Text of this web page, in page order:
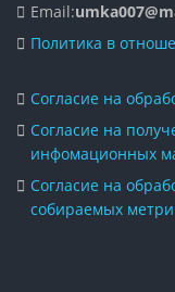
Email:
Политика в
Согласие на
Согласие на
инфомационных
Согласие на
собираемых